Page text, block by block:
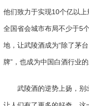
他们致力于实现10个亿以上
全国省会城市布局不少于5
地，让武陵酒成为“除了茅
牌”，也成为中国白酒行业的
武陵酒的逆势上扬，